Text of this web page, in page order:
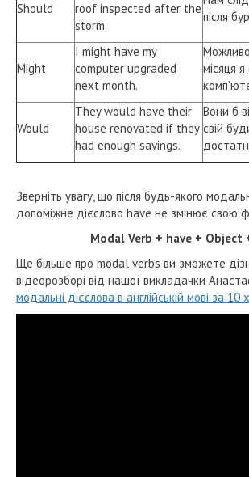
Should
roof inspected after the
storm.
після
Might
I might have my
computer upgraded
next month.
місяця
Would
They would have their
house renovated if they
had enough savings.
Вони б
свій
Зверніть увагу, що після будь-якого
допоміжне дієслово have не змінює свою
Modal Verb + have + Object
Ще більше про modal verbs ви зможете
відеорозборі від нашої викладачки
модальні дієслова в англійській мові за 10